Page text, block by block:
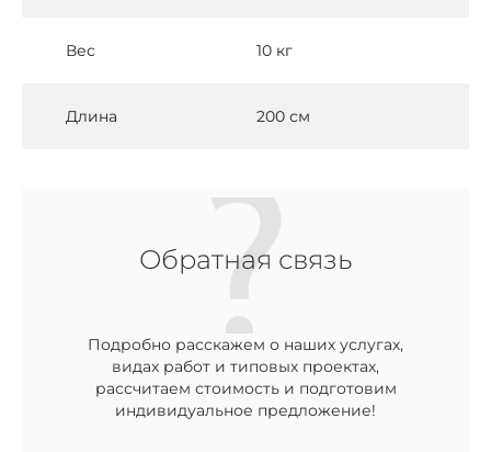
Вес 10 кг
Длина 200 см
Обратная связь
Подробно расскажем о наших услугах,
видах работ и типовых проектах,
рассчитаем стоимость и подготовим
индивидуальное предложение!